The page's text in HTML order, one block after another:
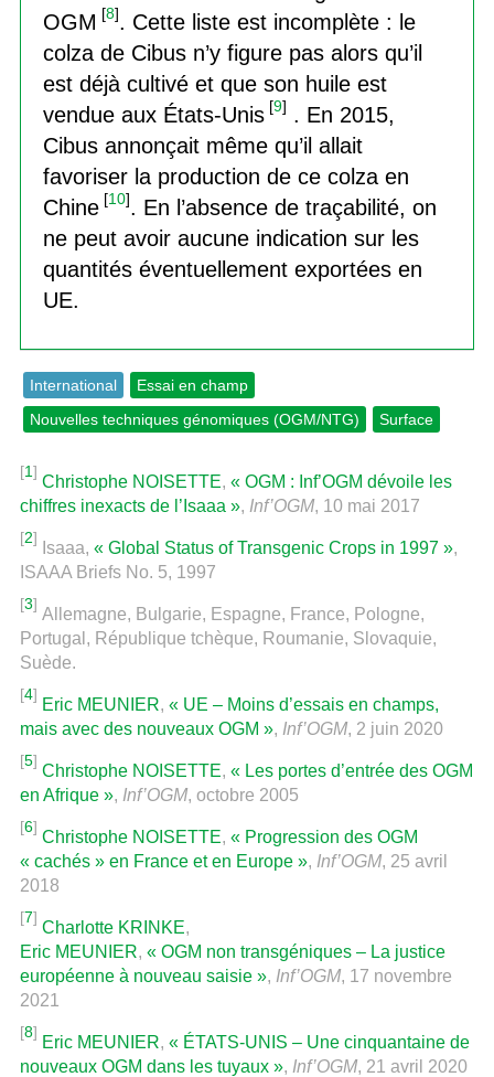
OGM [8]. Cette liste est incomplète : le
colza de Cibus n’y figure pas alors qu’il
est déjà cultivé et que son huile est
vendue aux États-Unis [9] . En 2015,
Cibus annonçait même qu’il allait
favoriser la production de ce colza en
Chine [10]. En l’absence de traçabilité, on
ne peut avoir aucune indication sur les
quantités éventuellement exportées en
UE.
International
Essai en champ
Nouvelles techniques génomiques (OGM/NTG)
Surface
[1]
Christophe NOISETTE, « OGM : Inf’OGM dévoile les
chiffres inexacts de l’Isaaa », Inf’OGM, 10 mai 2017
[2]
Isaaa, « Global Status of Transgenic Crops in 1997 »,
ISAAA Briefs No. 5, 1997
[3]
Allemagne, Bulgarie, Espagne, France, Pologne,
Portugal, République tchèque, Roumanie, Slovaquie,
Suède.
[4]
Eric MEUNIER, « UE – Moins d’essais en champs,
mais avec des nouveaux OGM », Inf’OGM, 2 juin 2020
[5]
Christophe NOISETTE, « Les portes d’entrée des OGM
en Afrique », Inf’OGM, octobre 2005
[6]
Christophe NOISETTE, « Progression des OGM
« cachés » en France et en Europe », Inf’OGM, 25 avril
2018
[7]
Charlotte KRINKE,
Eric MEUNIER, « OGM non transgéniques – La justice
européenne à nouveau saisie », Inf’OGM, 17 novembre
2021
[8]
Eric MEUNIER, « ÉTATS-UNIS – Une cinquantaine de
nouveaux OGM dans les tuyaux », Inf’OGM, 21 avril 2020